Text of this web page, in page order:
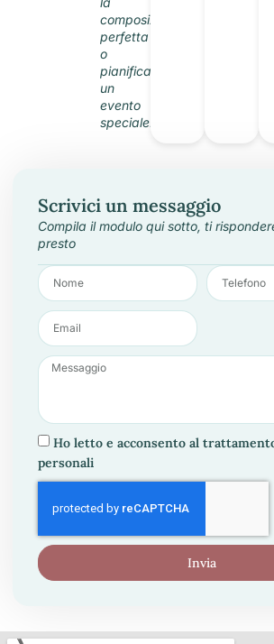
composizione
perfetta
o
pianificare
un
evento
speciale.
Scrivici un messaggio
Compila il modulo qui sotto, ti
presto
Ho letto e acconsento al
personali
Invia